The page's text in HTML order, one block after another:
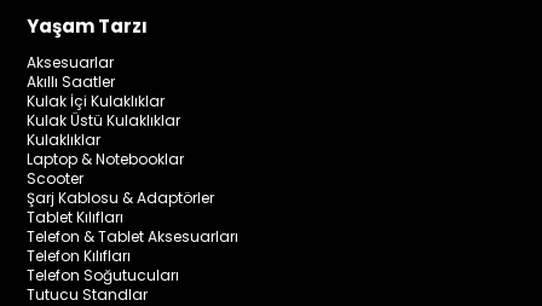
Yaşam Tarzı
Aksesuarlar
Akıllı Saatler
Kulak İçi Kulaklıklar
Kulak Üstü Kulaklıklar
Kulaklıklar
Laptop & Notebooklar
Scooter
Şarj Kablosu & Adaptörler
Tablet Kılıfları
Telefon & Tablet Aksesuarları
Telefon Kılıfları
Telefon Soğutucuları
Tutucu Standlar